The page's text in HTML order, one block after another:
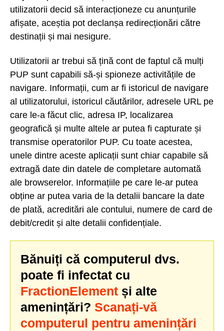
utilizatorii decid să interacționeze cu anunțurile
afișate, aceștia pot declanșa redirecționări către
destinații și mai nesigure.
Utilizatorii ar trebui să țină cont de faptul că mulți
PUP sunt capabili să-și spioneze activitățile de
navigare. Informații, cum ar fi istoricul de navigare
al utilizatorului, istoricul căutărilor, adresele URL pe
care le-a făcut clic, adresa IP, localizarea
geografică și multe altele ar putea fi capturate și
transmise operatorilor PUP. Cu toate acestea,
unele dintre aceste aplicații sunt chiar capabile să
extragă date din datele de completare automată
ale browserelor. Informațiile pe care le-ar putea
obține ar putea varia de la detalii bancare la date
de plată, acreditări ale contului, numere de card de
debit/credit și alte detalii confidențiale.
Bănuiți că computerul dvs.
poate fi infectat cu
FractionElement și alte
amenințări? Scanați-vă
computerul pentru amenințări